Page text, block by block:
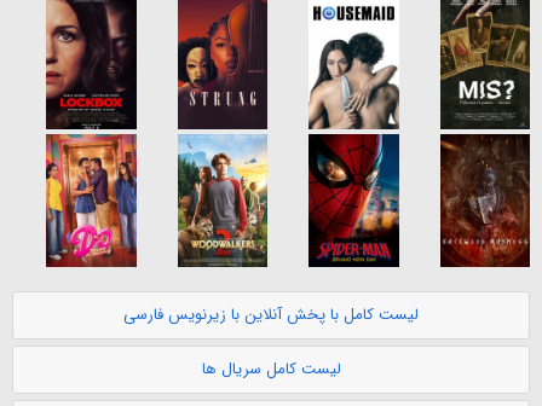
لیست کامل با پخش آنلاین با زیرنویس فارسی
لیست کامل سریال ها